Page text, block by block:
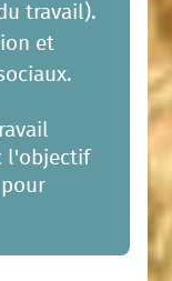
travail).
et
l'objectif